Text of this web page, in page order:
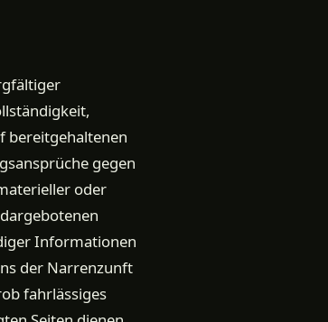
bereitgehaltenen
gegen
oder
Informationen
der Narrenzunft
fahrlässiges